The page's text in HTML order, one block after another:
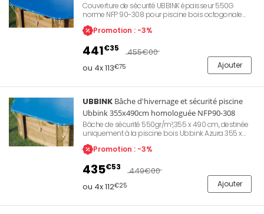
Couverture de sécurité UBBINK épaisseur 550G
norme NFP 90-308 pour piscine bois octogonale
Ubbink 3,55 x 5,05cm. Permet une protection de la
qualité d'eau lors des périodes d'hivernage ou
d'insectes apportés par le vent. Permet également de
conserver la chaleur de l'eau et d'empêcher l'accès
aux enfants.
Promotion : -3%
441€35 455€00
ou 4x 113€75 Ajouter
UBBINK Bâche d'hivernage et sécurité piscine
Ubbink 355x490cm homologuée NFP90-308
Bâche de sécurité 550gr/m²,355 x 490 cm, destinée
uniquement à la piscine bois Ubbink Azura 355 x
490 cm (octogonale allongée), conforme à la norme
NF P 90-308, trous d'évacuation pour les eaux de
Promotion : -3%
435€53 449€00
ou 4x 112€25 Ajouter